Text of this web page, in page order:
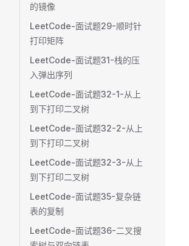
的镜像
LeetCode-面试题29-顺时针
打印矩阵
LeetCode-面试题31-栈的压
入弹出序列
LeetCode-面试题32-1-从上
到下打印二叉树
LeetCode-面试题32-2-从上
到下打印二叉树
LeetCode-面试题32-3-从上
到下打印二叉树
LeetCode-面试题35-复杂链
表的复制
LeetCode-面试题36-二叉搜